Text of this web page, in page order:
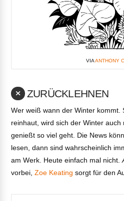
VIAANTHONY
ZURÜCKLEHNEN
Wer weiß wann der Winter kommt.
reinhaut, wird sich der Winter auch
genießt so viel geht. Die News
lesen, dann sind wahrscheinlich
am Werk. Heute einfach mal nicht.
vorbei,Zoe Keating sorgt für den